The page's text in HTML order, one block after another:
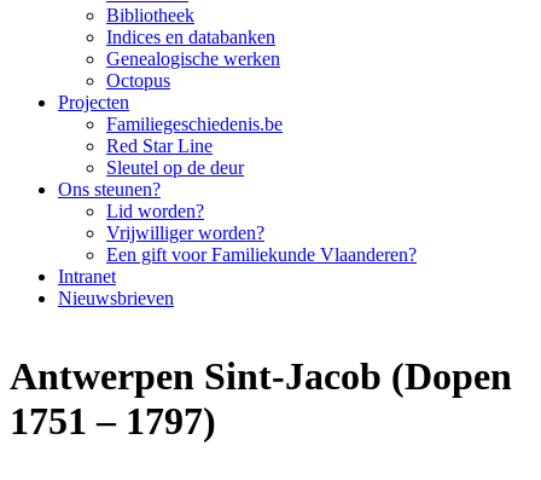
Bibliotheek
Indices en databanken
Genealogische werken
Octopus
Projecten
Familiegeschiedenis.be
Red Star Line
Sleutel op de deur
Ons steunen?
Lid worden?
Vrijwilliger worden?
Een gift voor Familiekunde Vlaanderen?
Intranet
Nieuwsbrieven
Antwerpen Sint-Jacob (Dopen
1751 – 1797)